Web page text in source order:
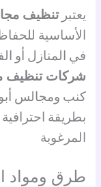
يعتبرتنظيف
الأساسية
في المنازل أو
شركات تنظيف
كنب ومجالس
بطريقة احترافية
المرغوبة
طرق ومواد